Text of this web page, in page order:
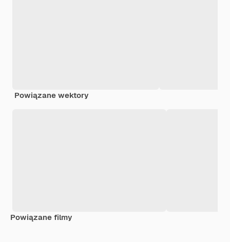
Powiązane wektory
Powiązane filmy